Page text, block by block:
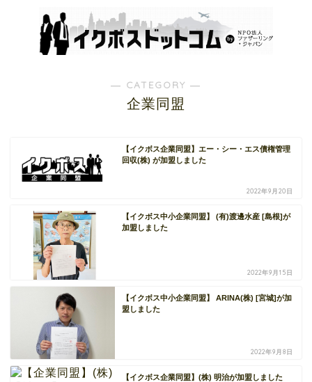
― CATEGORY ―
企業同盟
【イクボス企業同盟】エー・シー・エス債権管理
回収(株) が加盟しました
2022年9月20日
【イクボス中小企業同盟】 (有)渡邊水産 [島根]が
加盟しました
2022年9月15日
【イクボス中小企業同盟】 ARINA(株) [宮城]が加
盟しました
2022年9月8日
【イクボス企業同盟】(株) 明治が加盟しました